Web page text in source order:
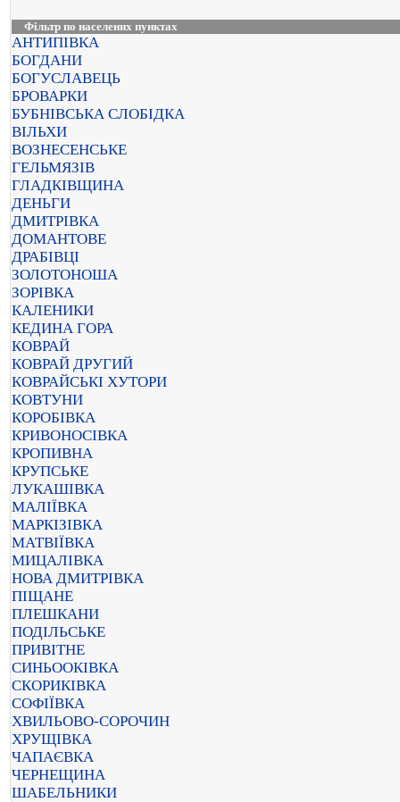
Фільтр по населених пунктах
АНТИПІВКА
БОГДАНИ
БОГУСЛАВЕЦЬ
БРОВАРКИ
БУБНІВСЬКА СЛОБІДКА
ВІЛЬХИ
ВОЗНЕСЕНСЬКЕ
ГЕЛЬМЯЗІВ
ГЛАДКІВЩИНА
ДЕНЬГИ
ДМИТРІВКА
ДОМАНТОВЕ
ДРАБІВЦІ
ЗОЛОТОНОША
ЗОРІВКА
КАЛЕНИКИ
КЕДИНА ГОРА
КОВРАЙ
КОВРАЙ ДРУГИЙ
КОВРАЙСЬКІ ХУТОРИ
КОВТУНИ
КОРОБІВКА
КРИВОНОСІВКА
КРОПИВНА
КРУПСЬКЕ
ЛУКАШІВКА
МАЛІЇВКА
МАРКІЗІВКА
МАТВІЇВКА
МИЦАЛІВКА
НОВА ДМИТРІВКА
ПІЩАНЕ
ПЛЕШКАНИ
ПОДІЛЬСЬКЕ
ПРИВІТНЕ
СИНЬООКІВКА
СКОРИКІВКА
СОФІЇВКА
ХВИЛЬОВО-СОРОЧИН
ХРУЩІВКА
ЧАПАЄВКА
ЧЕРНЕЩИНА
ШАБЕЛЬНИКИ